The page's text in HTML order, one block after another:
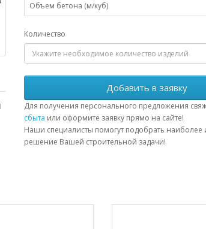
Объем бетона (м/куб)
Количество
Добавить в заявку
Для получения персонального предложения
сбыта или оформите заявку прямо на сайте!
Наши специалисты помогут подобрать наиболее
решение Вашей строительной задачи!